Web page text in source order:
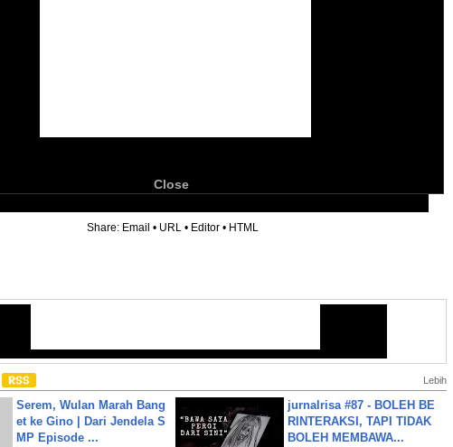
Close
Share: Email • URL • Editor • HTML
Lebih
Serem, Wulan Marah Bang
et ke Gino | Dari Jendela S
MP Episode ...
jurnalrisa #87 - BOLEH BE
RINTERAKSI, TAPI TIDAK
BOLEH MEMBAWA...